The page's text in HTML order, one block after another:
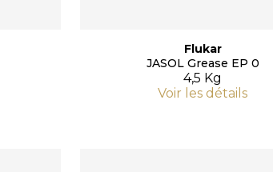
Flukar
JASOL Grease EP 0
4,5 Kg
Voir les détails